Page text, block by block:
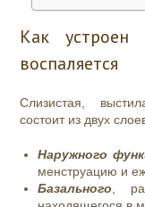
Как
воспаляется
Слизистая,
состоит из двух
Наружного
менструацию и
Базального ,